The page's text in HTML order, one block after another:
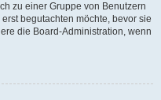
zu einer Gruppe von Benutzern
begutachten möchte, bevor sie
die Board-Administration, wenn